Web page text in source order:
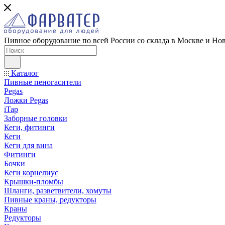
Пивное оборудование по всей России со склада в Москве и
Каталог
Пивные пеногасители
Pegas
Ложки Pegas
iTap
Заборные головки
Кеги, фитинги
Кеги
Кеги для вина
Фитинги
Бочки
Кеги корнелиус
Крышки-пломбы
Шланги, разветвители, хомуты
Пивные краны, редукторы
Краны
Редукторы